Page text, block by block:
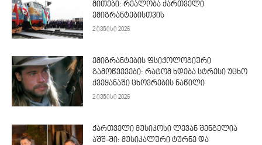
მითები: რეალობა ქართველი
ემიგრანტებისთვის
2 ივნისი 2026
ემიგრანტების ფსიქოლოგიური
გამოწვევები: რატომ ხდება სტრესი უცხო
ქვეყანაში ცხოვრების ნაწილი
2 ივნისი 2026
ქართველი მუსიკოსი ლევან შენგელია
აშშ-ში: მუსიკალური ტურნე და